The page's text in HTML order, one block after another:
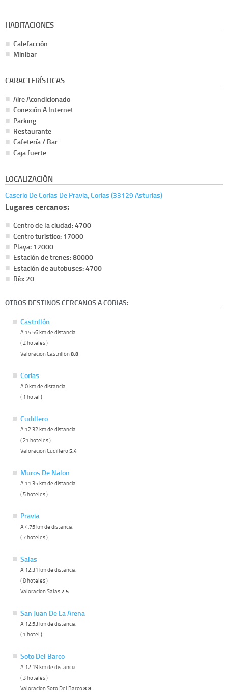
HABITACIONES
Calefacción
Minibar
CARACTERÍSTICAS
Aire Acondicionado
Conexión A Internet
Parking
Restaurante
Cafetería / Bar
Caja fuerte
LOCALIZACIÓN
Caserio De Corias De Pravia, Corias (33129 Asturias)
Lugares cercanos:
Centro de la ciudad: 4700
Centro turístico: 17000
Playa: 12000
Estación de trenes: 80000
Estación de autobuses: 4700
Río: 20
OTROS DESTINOS CERCANOS A CORIAS:
Castrillón
A 15.56 km de distancia
( 2 hoteles )
Valoracion Castrillón8.8
Corias
A 0 km de distancia
( 1 hotel )
Cudillero
A 12.32 km de distancia
( 21 hoteles )
Valoracion Cudillero5.4
Muros De Nalon
A 11.35 km de distancia
( 5 hoteles )
Pravia
A 4.75 km de distancia
( 7 hoteles )
Salas
A 12.31 km de distancia
( 8 hoteles )
Valoracion Salas2.5
San Juan De La Arena
A 12.53 km de distancia
( 1 hotel )
Soto Del Barco
A 12.19 km de distancia
( 3 hoteles )
Valoracion Soto Del Barco8.8